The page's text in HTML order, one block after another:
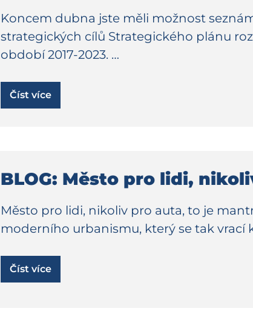
Koncem dubna jste měli možnost
strategických cílů Strategického plánu
období 2017-2023. …
Číst více
BLOG: Město pro lidi,
Město pro lidi, nikoliv pro auta, to je
moderního urbanismu, který se tak vrací
Číst více